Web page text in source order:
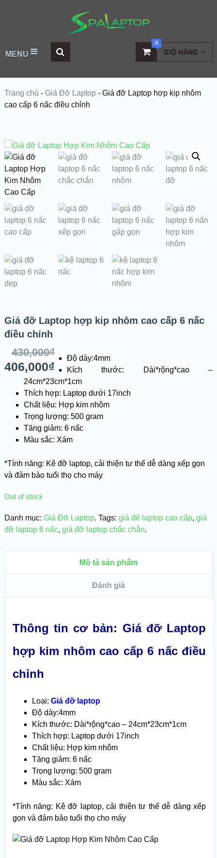
MENU GIỎ HÀNG
0
Trang chủ - Giá Đỡ Laptop- Giá đỡ Laptop hợp kip nhôm
cao cấp 6 nấc điều chỉnh
Giá đỡ Laptop hợp kip nhôm cao cấp 6 nấc
điều chỉnh
430,000₫
406,000₫
Độ dày:4mm
Kích thước: Dài*rộng*cao –
24cm*23cm*1cm
Thích hợp: Laptop dưới 17inch
Chất liệu: Hợp kim nhôm
Trọng lượng: 500 gram
Tăng giảm: 6 nấc
Màu sắc: Xám
*Tính năng: Kê đỡ laptop, cải thiện tư thế dễ dàng xếp gọn
và đảm bảo tuổi thọ cho máy
Out of stock
Danh mục: Giá Đỡ Laptop. Tags: giá để laptop cao cấp, giá
đỡ laptop 6 nấc, giá đỡ laptop chắc chắn.
Mô tả sản phẩm
Đánh giá
Thông tin cơ bản: Giá đỡ Laptop
hợp kim nhôm cao cấp 6 nấc điều
chỉnh
Loại: Giá đỡ laptop
Độ dày:4mm
Kích thước: Dài*rộng*cao – 24cm*23cm*1cm
Thích hợp: Laptop dưới 17inch
Chất liệu: Hợp kim nhôm
Tăng giảm: 6 nấc
Trọng lượng: 500 gram
Màu sắc: Xám
*Tính năng: Kê đỡ laptop, cải thiện tư thế dễ dàng xếp
gọn và đảm bảo tuổi thọ cho máy